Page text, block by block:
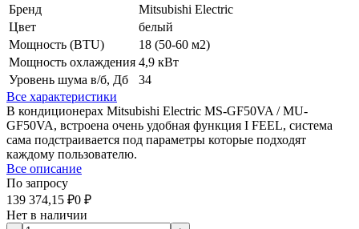
Бренд
Mitsubishi Electric
Цвет
белый
Мощность (BTU)
18 (50-60 м2)
Мощность охлаждения 4,9 кВт
Уровень шума в/б, Дб
34
Все характеристики
В кондиционерах Mitsubishi Electric MS-GF50VA / MU-
GF50VA, встроена очень удобная функция I FEEL, система
сама подстраивается под параметры которые подходят
каждому пользователю.
Все описание
По запросу
139 374,15 ₽0 ₽
Нет в наличии